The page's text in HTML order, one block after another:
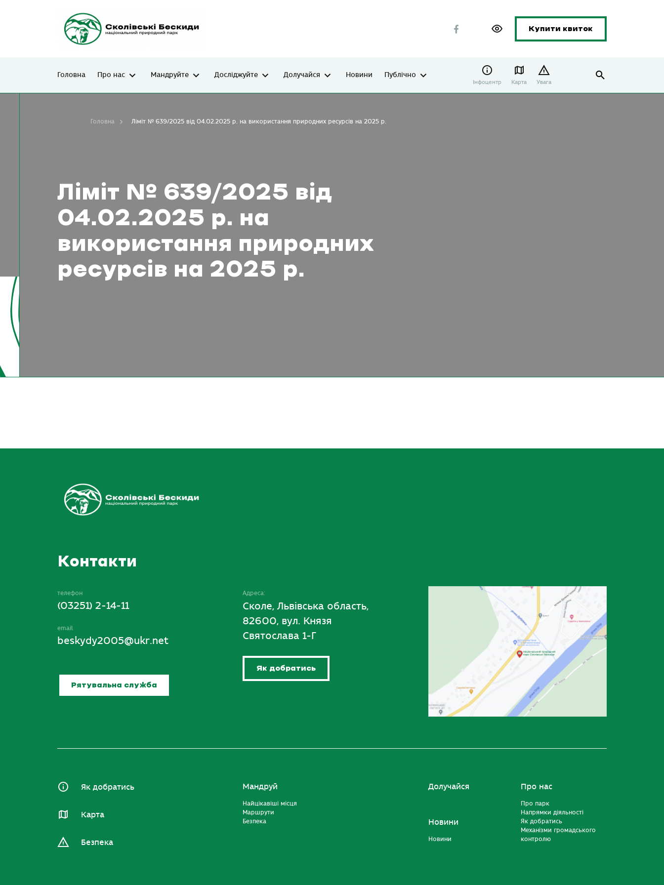
Купити квиток
Головна Про нас Мандруйте Досліджуйте Долучайся Новини Публічно
Інфоцентр Карта Увага
Ліміт № 639/2025 від
04.02.2025 р. на
використання природних
ресурсів на 2025 р.
Головна Ліміт № 639/2025 від 04.02.2025 р. на використання природних ресурсів на 2025 р.
Контакти
телефон
(03251) 2-14-11
email
beskydy2005@ukr.net
Рятувальна служба
Адреса:
Сколе, Львівська область,
82600, вул. Князя
Святослава 1-Г
Як добратись
Як добратись
Карта
Безпека
Мандруй
Найцікавіші місця
Маршрути
Безпека
Долучайся
Новини
Новини
Про нас
Про парк
Напрямки діяльності
Як добратись
Механізми громадського
контролю